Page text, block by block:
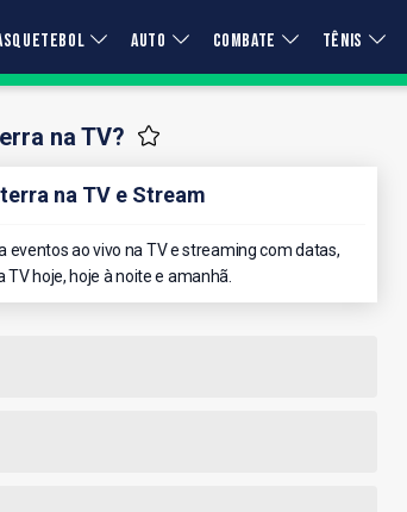
AUTO COMBATE TÊNIS
na TV?
na TV e Stream
ao vivo na TV e streaming com datas,
hoje, hoje à noite e amanhã.